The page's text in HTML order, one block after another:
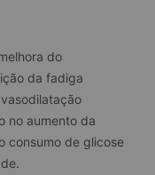
do
da fadiga
no aumento da
consumo de glicose